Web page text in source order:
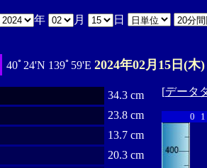
年 月 日
40ﾟ24'N 139ﾟ59'E 2024年02月15日(木)
34.3 cm
23.8 cm
13.7 cm
20.3 cm
[データ
0 1